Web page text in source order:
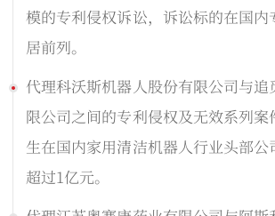
模的专利侵权诉讼，诉讼标的在国
居前列。
代理科沃斯机器人股份有限公司与
限公司之间的专利侵权及无效系列
生在国内家用清洁机器人行业头部
超过1亿元。